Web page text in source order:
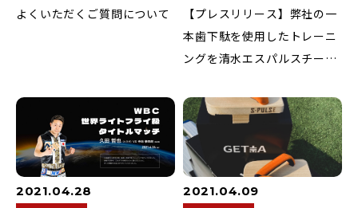
よくいただくご質問について
【プレスリリース】弊社の一
本歯下駄を使用したトレーニ
ングを清水エスパルスチーム
2021.04.28 2021.04.09